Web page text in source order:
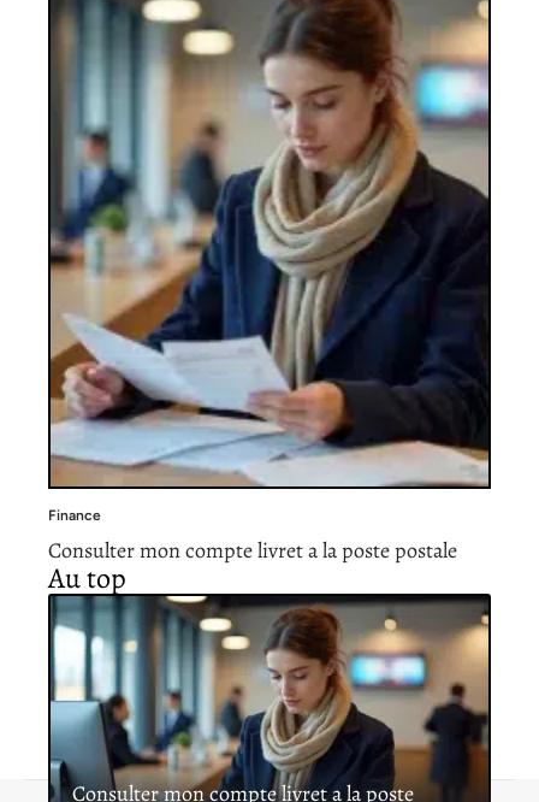
Finance
Consulter mon compte livret a la poste postale
Au top
Consulter mon compte livret a la poste